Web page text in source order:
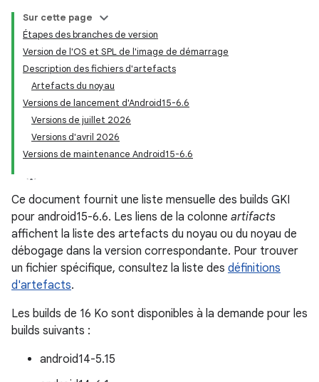
Sur cette page
Étapes des branches de version
Version de l'OS et SPL de l'image de démarrage
Description des fichiers d'artefacts
Artefacts du noyau
Versions de lancement d'Android15-6.6
Versions de juillet 2026
Versions d'avril 2026
Versions de maintenance Android15-6.6
Ce document fournit une liste mensuelle des builds GKI
pour android15-6.6. Les liens de la colonne artifacts
affichent la liste des artefacts du noyau ou du noyau de
débogage dans la version correspondante. Pour trouver
un fichier spécifique, consultez la liste des définitions
d'artefacts.
Les builds de 16 Ko sont disponibles à la demande pour les
builds suivants :
android14-5.15